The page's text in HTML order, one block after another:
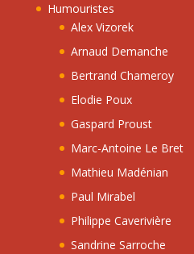
Humouristes
Alex Vizorek
Arnaud Demanche
Bertrand Chameroy
Elodie Poux
Gaspard Proust
Marc-Antoine Le Bret
Mathieu Madénian
Paul Mirabel
Philippe Caverivière
Sandrine Sarroche